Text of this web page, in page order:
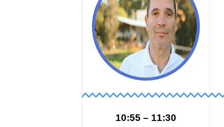
11:30 – 10:55